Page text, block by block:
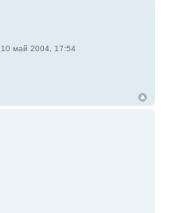
10 май 2004, 17:54